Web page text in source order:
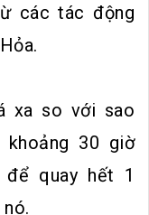
các tác động
xa so với sao
khoảng 30 giờ
quay hết 1